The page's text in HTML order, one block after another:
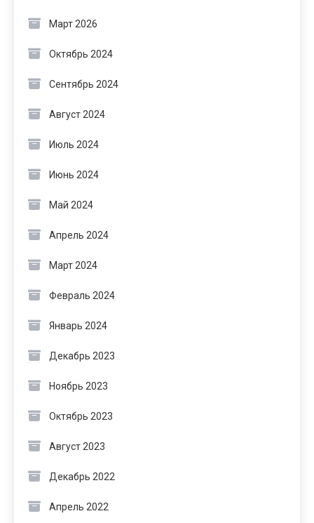
Март 2026
Октябрь 2024
Сентябрь 2024
Август 2024
Июль 2024
Июнь 2024
Май 2024
Апрель 2024
Март 2024
Февраль 2024
Январь 2024
Декабрь 2023
Ноябрь 2023
Октябрь 2023
Август 2023
Декабрь 2022
Апрель 2022